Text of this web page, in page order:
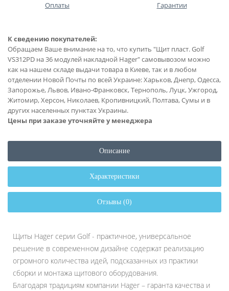
Оплаты Гарантии
К сведению покупателей:
Обращаем Ваше внимание на то, что купить "Щит пласт. Golf
VS312PD на 36 модулей накладной Hager" самовывозом можно
как на нашем складе выдачи товара в Киеве, так и в любом
отделении Новой Почты по всей Украине: Харьков, Днепр, Одесса,
Запорожье, Львов, Ивано-Франковск, Тернополь, Луцк, Ужгород,
Житомир, Херсон, Николаев, Кропивницкий, Полтава, Сумы и в
других населенных пунктах Украины.
Цены при заказе уточняйте у менеджера
Описание
Характеристики
Отзывы (0)
Щиты Hager серии Golf - практичное, универсальное
решение в современном дизайне содержат реализацию
огромного количества идей, подсказанных из практики
сборки и монтажа щитового оборудования.
Благодаря традициям компании Hager – гаранта качества и